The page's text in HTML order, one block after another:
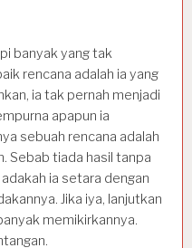
banyak yang tak
rencana adalah ia yang
ia tak pernah menjadi
apapun ia
sebuah rencana adalah
Sebab tiada hasil tanpa
ia setara dengan
Jika iya, lanjutkan
memikirkannya.